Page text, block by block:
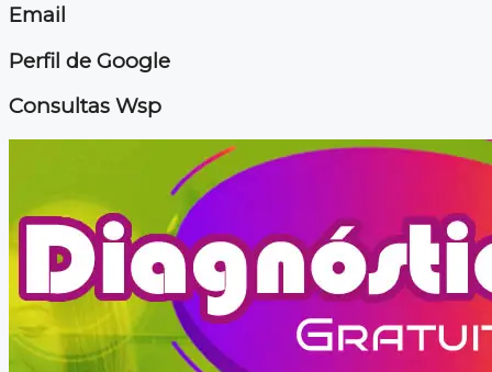
Email
Perfil de Google
Consultas Wsp